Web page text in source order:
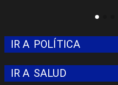
IR A POLÍTICA
IR A SALUD